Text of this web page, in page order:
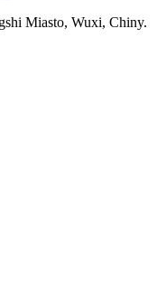
Miasto, Wuxi, Chiny.